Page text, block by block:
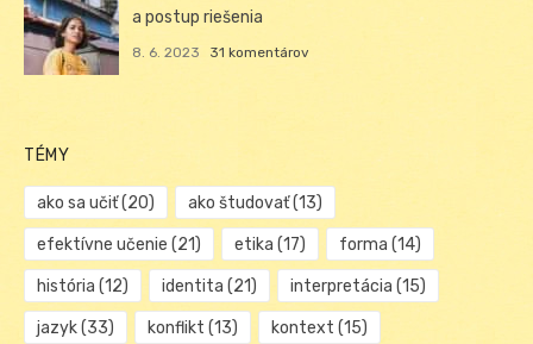
a postup riešenia
8. 6. 2023 31 komentárov
TÉMY
ako sa učiť(20) ako študovať(13)
efektívne učenie (21) etika (17) forma (14)
história (12) identita (21) interpretácia (15)
jazyk(33) konflikt (13) kontext (15)